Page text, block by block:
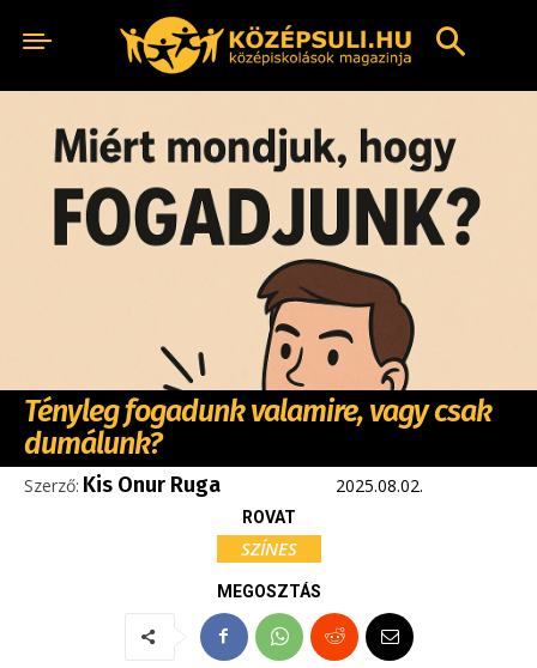
Tényleg fogadunk valamire, vagy csak
dumálunk?
Szerző: Kis Onur Ruga 2025.08.02.
ROVAT
SZÍNES
MEGOSZTÁS